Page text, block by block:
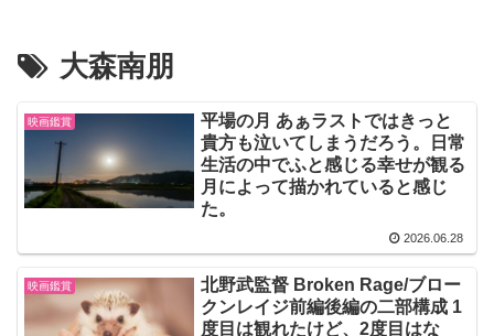
大森南朋
映画鑑賞
平場の月 あぁラストではきっと
貴方も泣いてしまうだろう。日常
生活の中でふと感じる幸せが観る
月によって描かれていると感じ
た。
2026.06.28
映画鑑賞
北野武監督 Broken Rage/ブロー
クンレイジ前編後編の二部構成 1
度目は観れたけど、2度目はな